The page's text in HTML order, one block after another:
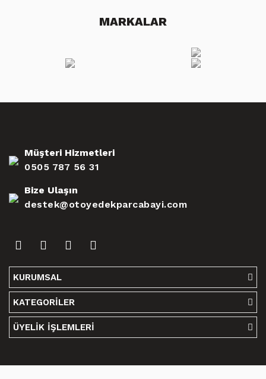
MARKALAR
Müşteri Hizmetleri
0505 787 56 31
Bize Ulaşın
destek@otoyedekparcabayi.com
KURUMSAL
KATEGORİLER
ÜYELİK İŞLEMLERİ